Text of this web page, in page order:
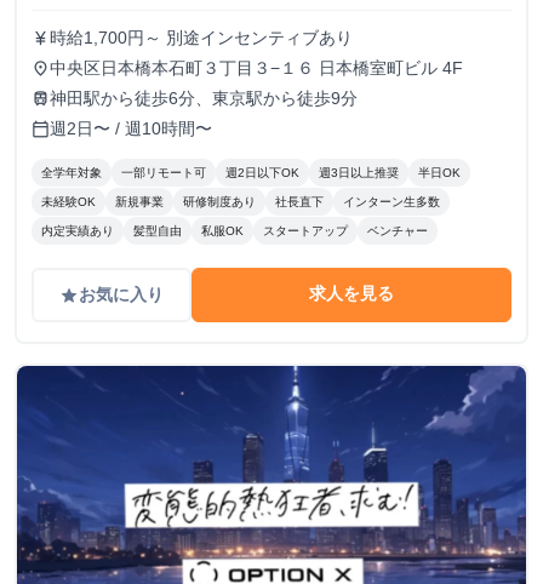
currency_yen 時給1,700円～ 別途インセンティブあり
place中央区日本橋本石町３丁目３−１６ 日本橋室町ビル 4F
train神田駅から徒歩6分、東京駅から徒歩9分
calendar_today週2日〜 / 週10時間〜
全学年対象 一部リモート可 週2日以下OK 週3日以上推奨 半日OK
未経験OK 新規事業 研修制度あり 社長直下 インターン生多数
内定実績あり 髪型自由 私服OK スタートアップ ベンチャー
gradeお気に入り 求人を見る